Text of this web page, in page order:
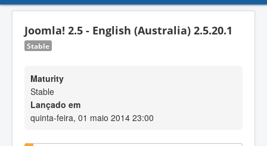
Joomla! 2.5 - English (Australia) 2.5.20.1
Stable
Maturity
Stable
Lançado em
quinta-feira, 01 maio 2014 23:00